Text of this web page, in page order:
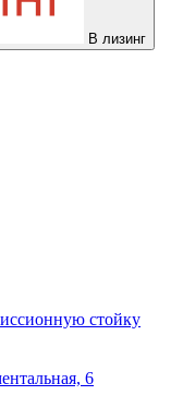
В лизинг
стойку